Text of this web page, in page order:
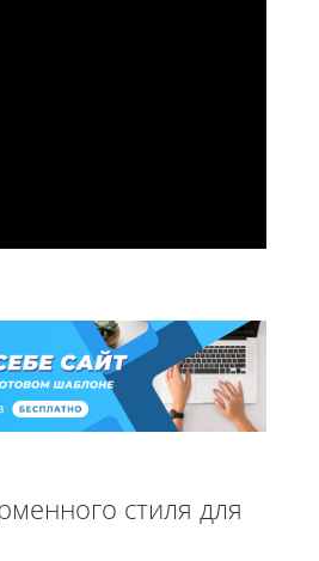
стиля для